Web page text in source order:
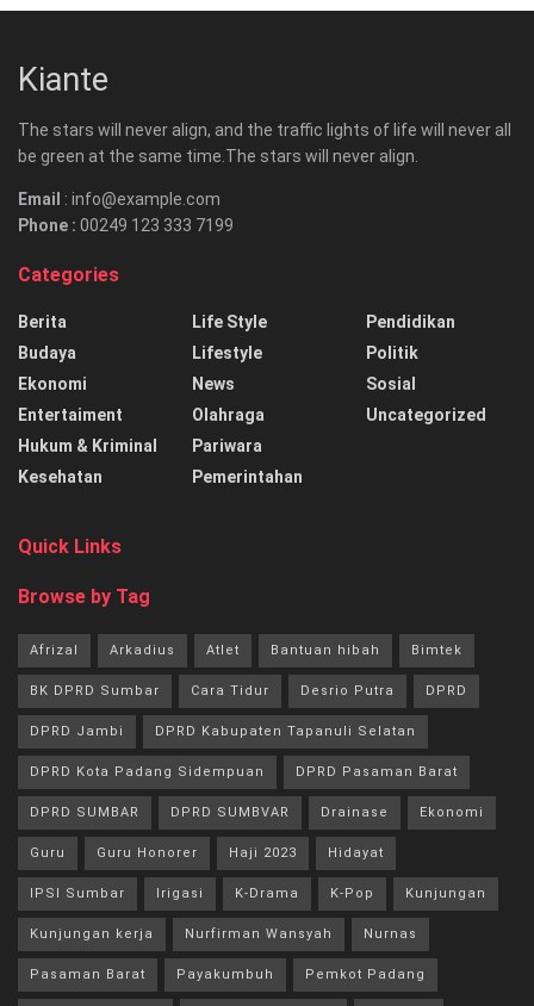
Kiante
The stars will never align, and the traffic lights of life will never all
be green at the same time.The stars will never align.
Email : info@example.com
Phone : 00249 123 333 7199
Categories
Berita
Budaya
Ekonomi
Entertaiment
Hukum & Kriminal
Kesehatan
Life Style
Lifestyle
News
Olahraga
Pariwara
Pemerintahan
Pendidikan
Politik
Sosial
Uncategorized
Quick Links
Browse by Tag
Afrizal Arkadius Atlet Bantuan hibah Bimtek
BK DPRD Sumbar Cara Tidur Desrio Putra DPRD
DPRD Jambi DPRD Kabupaten Tapanuli Selatan
DPRD Kota Padang Sidempuan DPRD Pasaman Barat
DPRD SUMBAR DPRD SUMBVAR Drainase Ekonomi
Guru Guru Honorer Haji 2023 Hidayat
IPSI Sumbar Irigasi K-Drama K-Pop Kunjungan
Kunjungan kerja Nurfirman Wansyah Nurnas
Pasaman Barat Payakumbuh Pemkot Padang